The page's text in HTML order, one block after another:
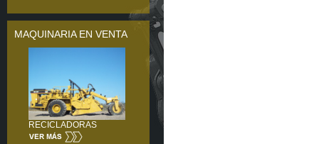
MAQUINARIA EN VENTA
RECICLADORAS